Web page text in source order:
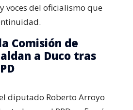
voces del oficialismo que
Comisión de
a Duco tras
diputado Roberto Arroyo